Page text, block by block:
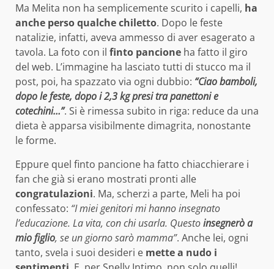
Ma Melita non ha semplicemente scurito i capelli, ha
anche perso qualche chiletto. Dopo le feste
natalizie, infatti, aveva ammesso di aver esagerato a
tavola. La foto con il finto pancione ha fatto il giro
del web. L’immagine ha lasciato tutti di stucco ma il
post, poi, ha spazzato via ogni dubbio: “Ciao bamboli,
dopo le feste, dopo i 2,3 kg presi tra panettoni e
cotechini…”. Si è rimessa subito in riga: reduce da una
dieta è apparsa visibilmente dimagrita, nonostante
le forme.
Eppure quel finto pancione ha fatto chiacchierare i
fan che già si erano mostrati pronti alle
congratulazioni. Ma, scherzi a parte, Meli ha poi
confessato: “I miei genitori mi hanno insegnato
l’educazione. La vita, con chi usarla. Questoinsegnerò a
mio figlio, se un giorno sarò mamma”. Anche lei, ogni
tanto, svela i suoi desideri e mette a nudo i